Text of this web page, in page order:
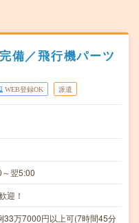
備／飛行機パーツ
WEB登録OK 派遣
翌5:00
迎！
万7000円以上可(7時間45分